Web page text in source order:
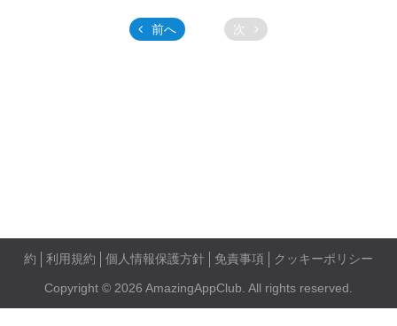
前へ 次
約 利用規約 個人情報保護方針 免責事項 クッキーポリシー
Copyright © 2026 AmazingAppClub. All rights reserved.